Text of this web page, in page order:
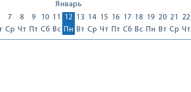
Январь
7
Ср
8
Чт
9
Пт
10
Сб
11
Вс
12
Пн
13
Вт
14
Ср
15
Чт
16
Пт
17
Сб
18
Вс
19
Пн
20
Вт
21
Ср
22
Чт